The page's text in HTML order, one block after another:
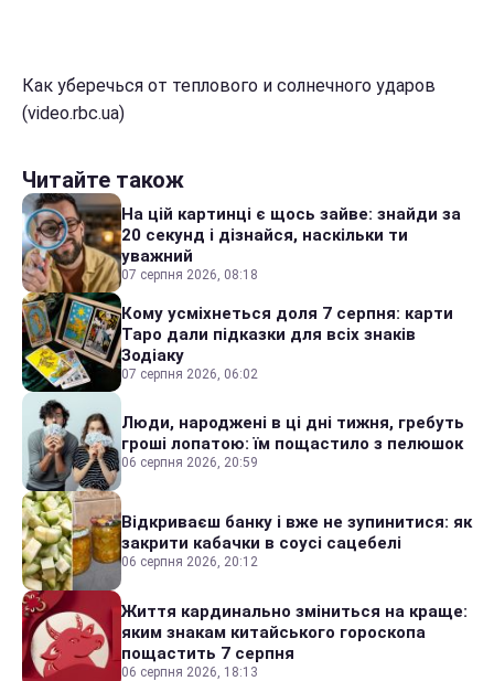
Как уберечься от теплового и солнечного ударов
(video.rbc.ua)
Читайте також
На цій картинці є щось зайве: знайди за
20 секунд і дізнайся, наскільки ти
уважний
07 серпня 2026, 08:18
Кому усміхнеться доля 7 серпня: карти
Таро дали підказки для всіх знаків
Зодіаку
07 серпня 2026, 06:02
Люди, народжені в ці дні тижня, гребуть
гроші лопатою: їм пощастило з пелюшок
06 серпня 2026, 20:59
Відкриваєш банку і вже не зупинитися: як
закрити кабачки в соусі сацебелі
06 серпня 2026, 20:12
Життя кардинально зміниться на краще:
яким знакам китайського гороскопа
пощастить 7 серпня
06 серпня 2026, 18:13